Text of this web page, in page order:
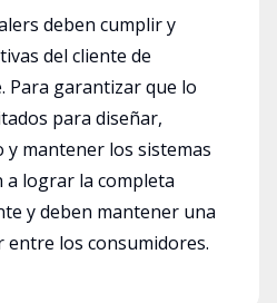
deben cumplir y
del cliente de
Para garantizar que lo
para diseñar,
y mantener los sistemas
a lograr la completa
y deben mantener una
entre los consumidores.